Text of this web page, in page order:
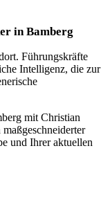
in Bamberg
Führungskräfte
Intelligenz, die zur
mit Christian
und Ihrer aktuellen